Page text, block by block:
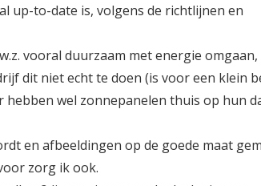
up-to-date is, volgens de richtlijnen en
vooral duurzaam met energie
dit niet echt te doen (is voor een klein
wel zonnepanelen thuis op hun
en afbeeldingen op de goede maat
zorg ik ook.